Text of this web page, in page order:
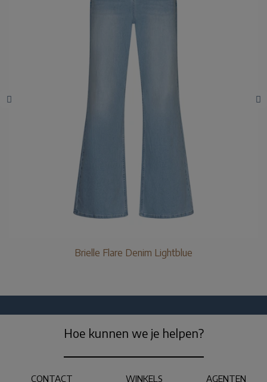
Brielle Flare Denim Lightblue
Hoe kunnen we je helpen?
CONTACT WINKELS AGENTEN